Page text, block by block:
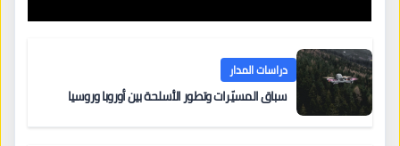
دراسات المدار
سباق المسيّرات وتطور الأسلحة بين أوروبا وروسيا